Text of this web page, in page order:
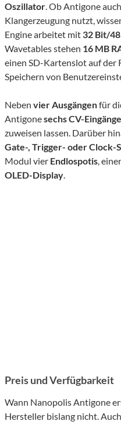
Oszillator. Ob Antigone
Klangerzeugung nutzt,
Engine arbeitet mit 32 Bit/
Wavetables stehen 16 MB
einen SD-Kartenslot auf der
Speichern von
Neben vier Ausgängenfür
Antigonesechs CV-Eingänge
zuweisen lassen. Darüber
Gate-, Trigger- oder Clock-
Modul vier Endlospotis,
OLED-Display.
Preis und Verfügbarkeit
Wann Nanopolis Antigone
Hersteller bislang nicht.